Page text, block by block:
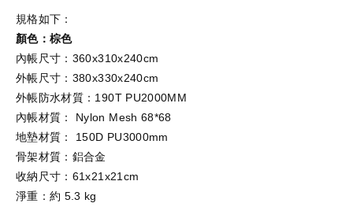
規格如下：
顏色：棕色
內帳尺寸：360x310x240cm
外帳尺寸：380x330x240cm
外帳防水材質：190T PU2000MM
內帳材質： Nylon Mesh 68*68
地墊材質： 150D PU3000mm
骨架材質：鋁合金
收納尺寸：61x21x21cm
淨重：約 5.3 kg